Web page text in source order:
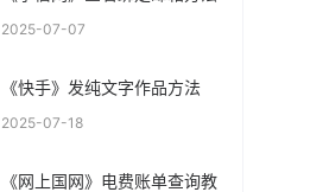
2025-07-07
《快手》发纯文字作品方法
2025-07-18
《网上国网》电费账单查询教